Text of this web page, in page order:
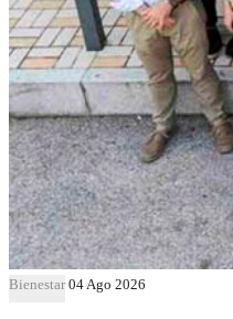
Bienestar 04 Ago 2026